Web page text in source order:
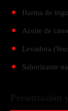
Harina de
Aceite de
Levadura
Saborizante